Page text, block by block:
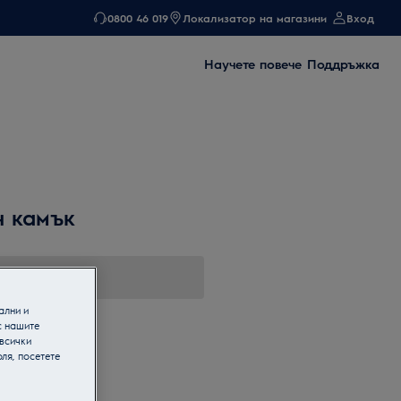
0800 46 019 Локализатор на магазини Вход
Научете повече Поддръжка
камък
и
нашите
посетете